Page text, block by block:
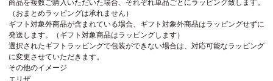
商品を複数ご購入いただいた場合、それぞれ単品ごとにラッピング致します。
（おまとめラッピングは承れません）
ギフト対象外商品が含まれている場合、ギフト対象外商品はラッピングせずに
発送します。（ギフト対象商品はラッピングします）
選択されたギフトラッピングで包装ができない場合は、対応可能なラッピング
に変更させていただきます。
その他のイメージ
エリザ